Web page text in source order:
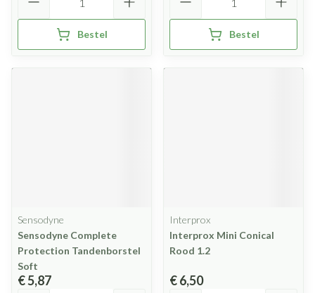
Bestel Bestel
Sensodyne
Sensodyne Complete
Protection Tandenborstel
Soft
€ 5,87
Interprox
Interprox Mini Conical
Rood 1.2
€ 6,50